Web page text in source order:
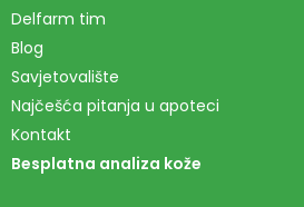
Delfarm tim
Blog
Savjetovalište
Najčešća pitanja u apoteci
Kontakt
Besplatna analiza kože